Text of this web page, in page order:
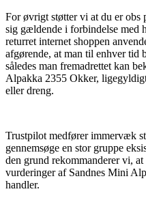
For øvrigt støtter vi at du er obs
sig gældende i forbindelse med
returret internet shoppen
afgørende, at man til enhver tid
således man fremadrettet kan
Alpakka 2355 Okker,
eller dreng.
Trustpilot medfører immervæk
gennemsøge en stor gruppe
den grund rekommanderer vi,
vurderinger af Sandnes Mini
handler.